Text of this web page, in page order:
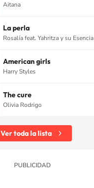
Aitana
La perla
Rosalía feat. Yahritza y su Esencia
American girls
Harry Styles
The cure
Olivia Rodrigo
Ver toda la lista